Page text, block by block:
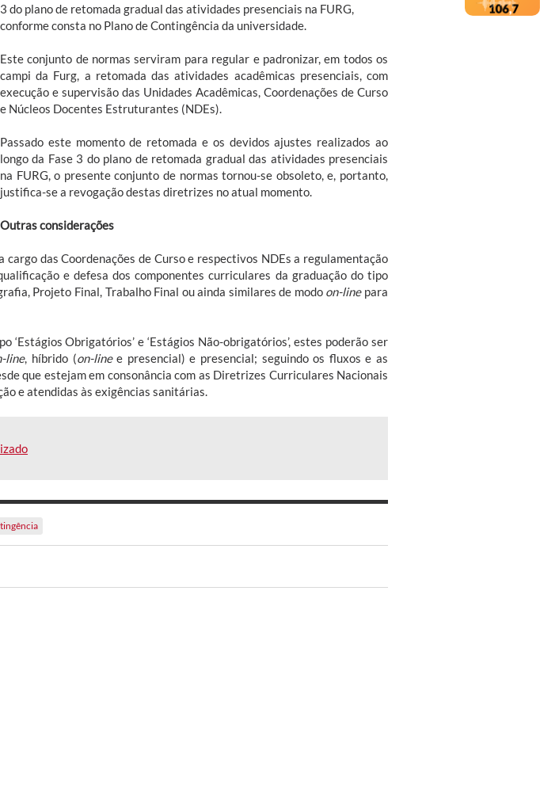
3 do plano de retomada gradual das atividades presenciais na FURG,
conforme consta no Plano de Contingência da universidade.
Este conjunto de normas serviram para regular e padronizar, em todos os
campi da Furg, a retomada das atividades acadêmicas presenciais, com
execução e supervisão das Unidades Acadêmicas, Coordenações de Curso
e Núcleos Docentes Estruturantes (NDEs).
Passado este momento de retomada e os devidos ajustes realizados ao
longo da Fase 3 do plano de retomada gradual das atividades presenciais
na FURG, o presente conjunto de normas tornou-se obsoleto, e, portanto,
justifica-se a revogação destas diretrizes no atual momento.
Outras considerações
das Coordenações de Curso e respectivos NDEs a regulamentação
e defesa dos componentes curriculares da graduação do tipo
Projeto Final, Trabalho Final ou ainda similares de modo on-linepara
‘Estágios Obrigatórios’ e ‘Estágios Não-obrigatórios’, estes poderão ser
line, híbrido (on-linee presencial) e presencial; seguindo os fluxos e as
que estejam em consonância com as Diretrizes Curriculares Nacionais
e atendidas às exigências sanitárias.